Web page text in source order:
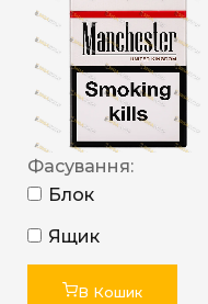
Фасування:
Блок
Ящик
В Кошик